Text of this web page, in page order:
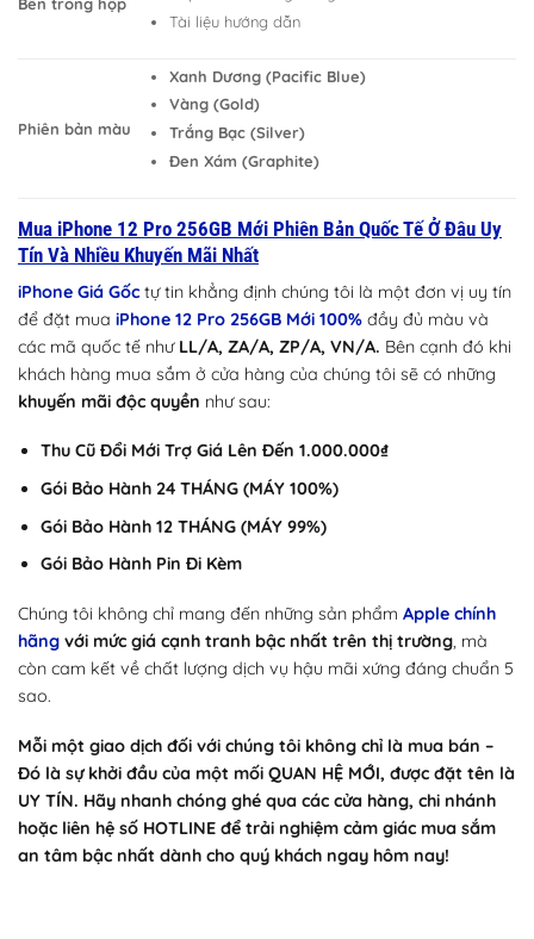
Tài liệu hướng dẫn
Phiên bản màu
Xanh Dương (Pacific Blue)
Vàng (Gold)
Trắng Bạc (Silver)
Đen Xám (Graphite)
Mua iPhone 12 Pro 256GB Mới Phiên Bản Quốc Tế Ở Đâu Uy
Tín Và Nhiều Khuyến Mãi Nhất
iPhone Giá Gốc tự tin khẳng định chúng tôi là một đơn vị uy tín
để đặt mua iPhone 12 Pro 256GB Mới 100% đầy đủ màu và
các mã quốc tế như LL/A, ZA/A, ZP/A, VN/A. Bên cạnh đó khi
khách hàng mua sắm ở cửa hàng của chúng tôi sẽ có những
khuyến mãi độc quyền như sau:
Thu Cũ Đổi Mới Trợ Giá Lên Đến 1.000.000₫
Gói Bảo Hành 24 THÁNG (MÁY 100%)
Gói Bảo Hành 12 THÁNG (MÁY 99%)
Gói Bảo Hành Pin Đi Kèm
Chúng tôi không chỉ mang đến những sản phẩm Apple chính
hãng với mức giá cạnh tranh bậc nhất trên thị trường, mà
còn cam kết về chất lượng dịch vụ hậu mãi xứng đáng chuẩn 5
sao.
Mỗi một giao dịch đối với chúng tôi không chỉ là mua bán –
Đó là sự khởi đầu của một mối QUAN HỆ MỚI, được đặt tên là
UY TÍN. Hãy nhanh chóng ghé qua các cửa hàng, chi nhánh
hoặc liên hệ số HOTLINE để trải nghiệm cảm giác mua sắm
an tâm bậc nhất dành cho quý khách ngay hôm nay!